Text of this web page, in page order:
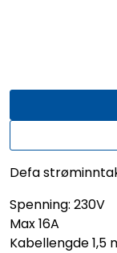
Defa
Spenning: 230V
Max 16A
Kabellengde 1,5